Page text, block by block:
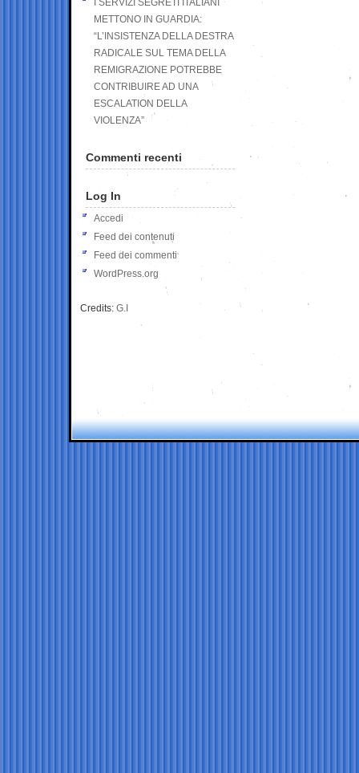
I SERVIZI SEGRETI ITALIANI
METTONO IN GUARDIA:
“L’INSISTENZA DELLA DESTRA
RADICALE SUL TEMA DELLA
REMIGRAZIONE POTREBBE
CONTRIBUIRE AD UNA
ESCALATION DELLA
VIOLENZA”
Commenti recenti
Log In
Accedi
Feed dei contenuti
Feed dei commenti
WordPress.org
Credits: G.I